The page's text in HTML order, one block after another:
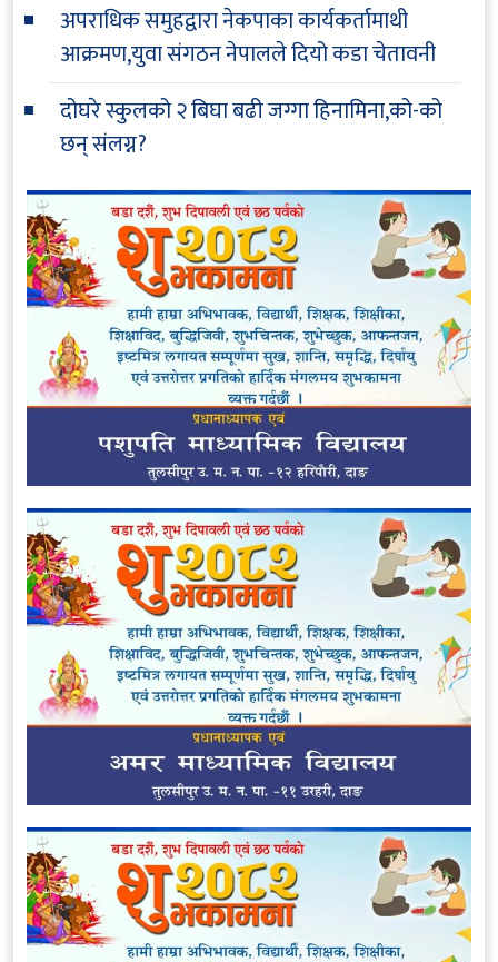
अपराधिक समुहद्वारा नेकपाका कार्यकर्तामाथी
आक्रमण,युवा संगठन नेपालले दियो कडा चेतावनी
दोघरे स्कुलको २ बिघा बढी जग्गा हिनामिना,को-को
छन् संलग्न?